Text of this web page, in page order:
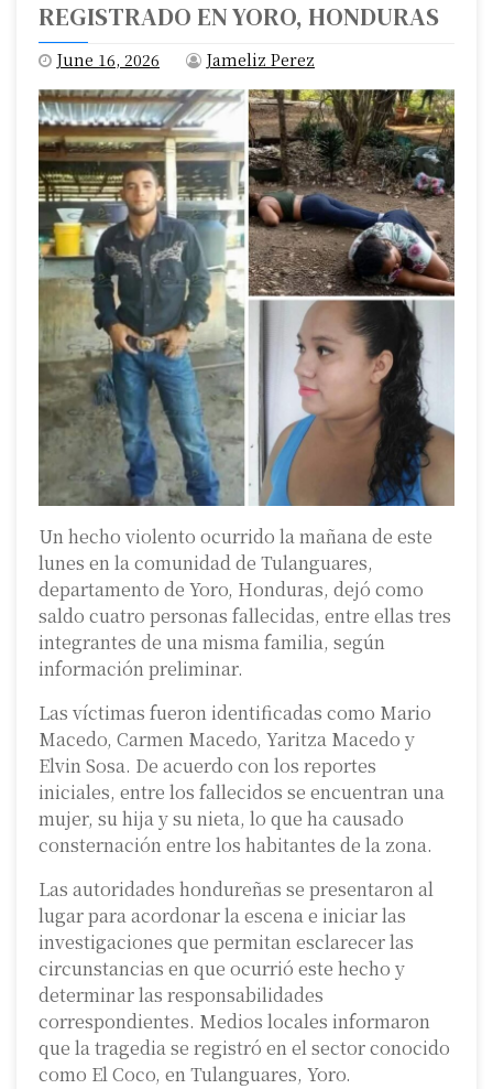
REGISTRADO EN YORO, HONDURAS
June 16, 2026 Jameliz Perez
Un hecho violento ocurrido la mañana de este
lunes en la comunidad de Tulanguares,
departamento de Yoro, Honduras, dejó como
saldo cuatro personas fallecidas, entre ellas tres
integrantes de una misma familia, según
información preliminar.
Las víctimas fueron identificadas como Mario
Macedo, Carmen Macedo, Yaritza Macedo y
Elvin Sosa. De acuerdo con los reportes
iniciales, entre los fallecidos se encuentran una
mujer, su hija y su nieta, lo que ha causado
consternación entre los habitantes de la zona.
Las autoridades hondureñas se presentaron al
lugar para acordonar la escena e iniciar las
investigaciones que permitan esclarecer las
circunstancias en que ocurrió este hecho y
determinar las responsabilidades
correspondientes. Medios locales informaron
que la tragedia se registró en el sector conocido
como El Coco, en Tulanguares, Yoro.